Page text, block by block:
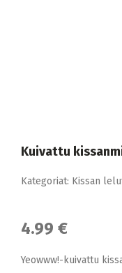
Kuivattu
Kategoriat: Kissan
4.99 €
Yeowww!-kuivattu